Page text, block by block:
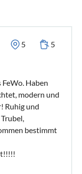
5 5
Haben
modern und
Ruhig und
bestimmt